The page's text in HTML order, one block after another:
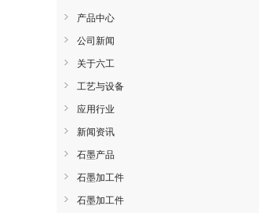
产品中心
公司新闻
关于六工
工艺与设备
应用行业
新闻资讯
石墨产品
石墨加工件
石墨加工件